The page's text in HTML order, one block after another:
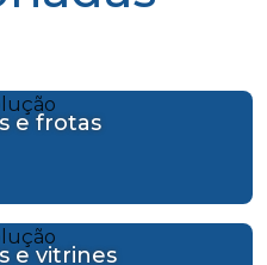
e frotas
e vitrines